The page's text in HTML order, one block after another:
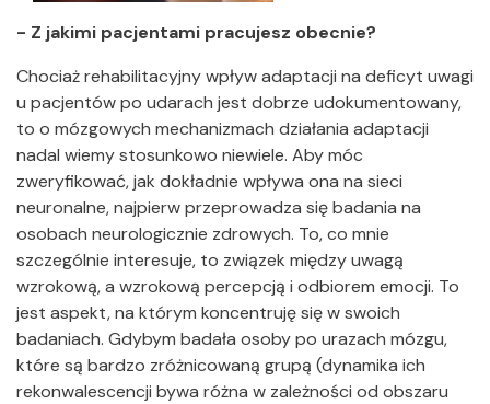
- Z jakimi pacjentami pracujesz obecnie?
Chociaż rehabilitacyjny wpływ adaptacji na deficyt uwagi
u pacjentów po udarach jest dobrze udokumentowany,
to o mózgowych mechanizmach działania adaptacji
nadal wiemy stosunkowo niewiele. Aby móc
zweryfikować, jak dokładnie wpływa ona na sieci
neuronalne, najpierw przeprowadza się badania na
osobach neurologicznie zdrowych. To, co mnie
szczególnie interesuje, to związek między uwagą
wzrokową, a wzrokową percepcją i odbiorem emocji. To
jest aspekt, na którym koncentruję się w swoich
badaniach. Gdybym badała osoby po urazach mózgu,
które są bardzo zróżnicowaną grupą (dynamika ich
rekonwalescencji bywa różna w zależności od obszaru